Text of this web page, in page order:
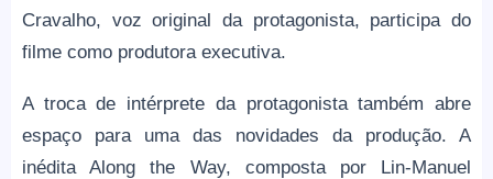
Cravalho, voz original da protagonista, participa do
filme como produtora executiva.
A troca de intérprete da protagonista também abre
espaço para uma das novidades da produção. A
inédita Along the Way, composta por Lin-Manuel